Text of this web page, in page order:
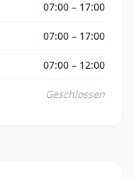
07:00 – 17:00
07:00 – 17:00
07:00 – 12:00
Geschlossen